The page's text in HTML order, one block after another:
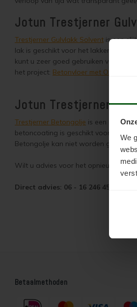
We
Jotun Trestjerner
Trestjerner Gulvlakk Solvent is een
lak is geschikt voor het lakken van
kunt u zeer goed gebruiken voor het
het project: Betonvloer met Oxan Olie
Jotun Trestjerner
Trestjerner Betongolje is een
betoncoating is geschikt voor het
Betongolje kan niet worden gebruikt
Wilt u advies voor het opnieuw
Direct advies: 06 - 16 246 450
Betaalmethoden